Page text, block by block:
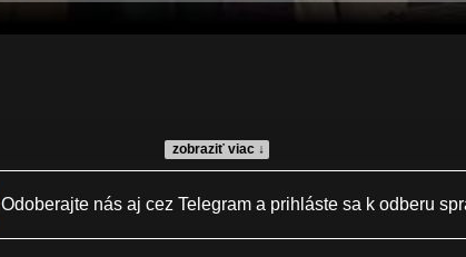
zobraziť viac ↓
Odoberajte nás aj cez Telegram a prihláste sa k odberu